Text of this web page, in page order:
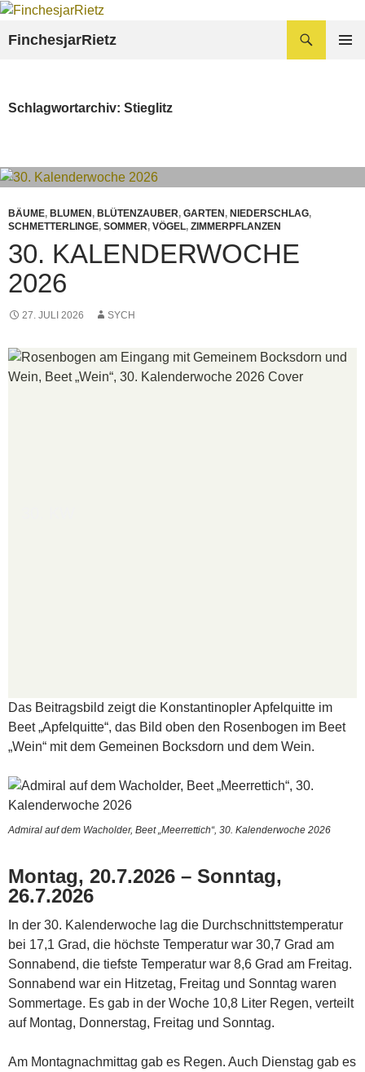
Zum
springen
FinchesjarRietz
Schlagwortarchiv: Stieglitz
BÄUME, BLUMEN, BLÜTENZAUBER, GARTEN, NIEDERSCHLAG,
SCHMETTERLINGE, SOMMER, VÖGEL, ZIMMERPFLANZEN
30. KALENDERWOCHE
2026
27. JULI 2026 SYCH
Das Beitragsbild zeigt die Konstantinopler Apfelquitte im
Beet „Apfelquitte“, das Bild oben den Rosenbogen im Beet
„Wein“ mit dem Gemeinen Bocksdorn und dem Wein.
Admiral auf dem Wacholder, Beet „Meerrettich“, 30. Kalenderwoche 2026
Montag, 20.7.2026 – Sonntag,
26.7.2026
In der 30. Kalenderwoche lag die Durchschnittstemperatur
bei 17,1 Grad, die höchste Temperatur war 30,7 Grad am
Sonnabend, die tiefste Temperatur war 8,6 Grad am Freitag.
Sonnabend war ein Hitzetag, Freitag und Sonntag waren
Sommertage. Es gab in der Woche 10,8 Liter Regen, verteilt
auf Montag, Donnerstag, Freitag und Sonntag.
Am Montagnachmittag gab es Regen. Auch Dienstag gab es